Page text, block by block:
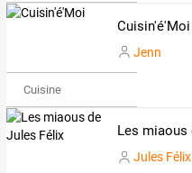
Cuisin'é'Moi
Jenn
Cuisine
Jules Félix